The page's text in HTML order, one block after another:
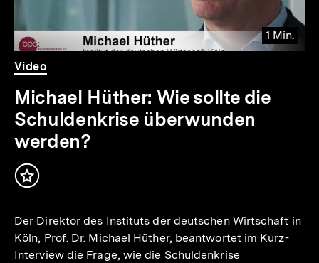
1 Min.
Video
Dauer
1
Min.
Video
Michael Hüther: Wie sollte die
Schuldenkrise überwunden
werden?
Inhalt
Der Direktor des Instituts der deutschen Wirtschaft in
Köln, Prof. Dr. Michael Hüther, beantwortet im Kurz-
Interview die Frage, wie die Schuldenkrise